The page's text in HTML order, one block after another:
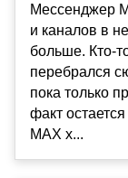
Мессенджер
и каналов в
больше. Кто-
перебрался
пока только
факт
MAX х...